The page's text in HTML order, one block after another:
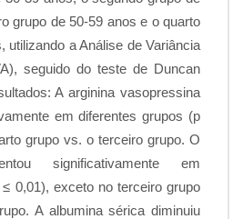
grupo de 50-59 anos e o quarto
utilizando a Análise de Variância
seguido do teste de Duncan
A arginina vasopressina
em diferentes grupos (p
grupo vs. o terceiro grupo. O
significativamente em
0,01), exceto no terceiro grupo
A albumina sérica diminuiu